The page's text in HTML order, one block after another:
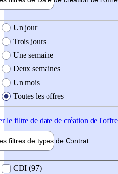
création de l'offre
Un jour
Trois jours
Une semaine
Deux semaines
Un mois
Toutes les offres
le filtre de date de création de l'offre
filtres de types de Contrat
contrat
CDI (97)